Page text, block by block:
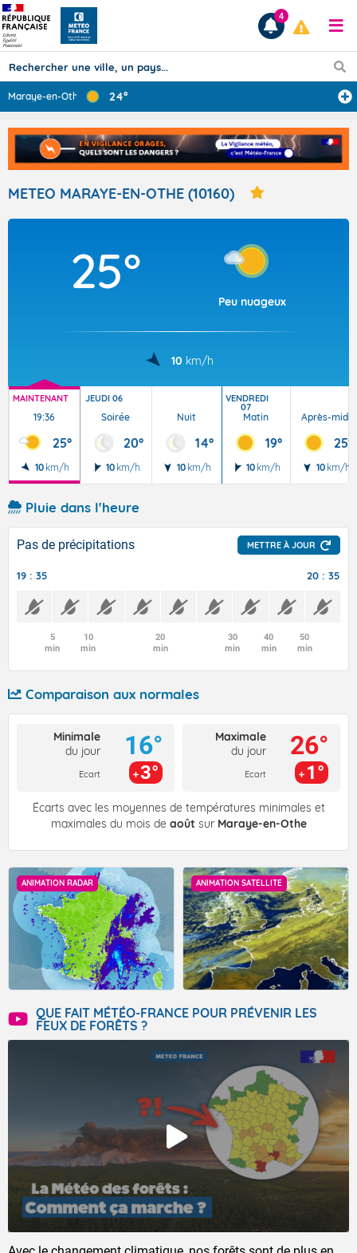
Prévisions
TOUS LES RÉSULTATS
Articles
4
Maraye-en-Othe 24°
METEO MARAYE-EN-OTHE (10160)
25°
Peu nuageux
10 km/h
MAINTENANT
19:36
25°
10 km/h
JEUDI 06
Soirée
20°
10 km/h
Nuit
14°
10 km/h
VENDREDI
07
Matin
19°
10 km/h
Après-midi
25°
10 km/h
Pluie dans l'heure
Pas de précipitations METTRE À JOUR
19 : 35 20 : 35
5
min
10
min
20
min
30
min
40
min
50
min
Comparaison aux normales
Minimale
du jour
Ecart
16°
3°
Maximale
du jour
Ecart
26°
1°
Écarts avec les moyennes de températures minimales et
maximales du mois de août sur Maraye-en-Othe
ANIMATION RADAR ANIMATION SATELLITE
QUE FAIT MÉTÉO-FRANCE POUR PRÉVENIR LES
FEUX DE FORÊTS ?